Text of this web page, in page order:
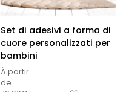
Set di adesivi a forma di
cuore personalizzati per
bambini
À partir
de